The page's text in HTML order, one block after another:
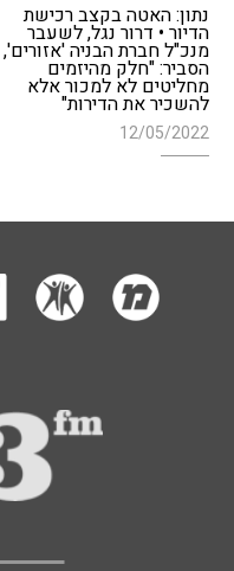
נתון: האטה בקצב רכישת
הדיור • דרור נגל, לשעבר
מנכ"ל חברת הבניה 'אזורים',
הסביר: "חלק מהיזמים
מחליטים לא למכור אלא
להשכיר את הדירות"
12/05/2022